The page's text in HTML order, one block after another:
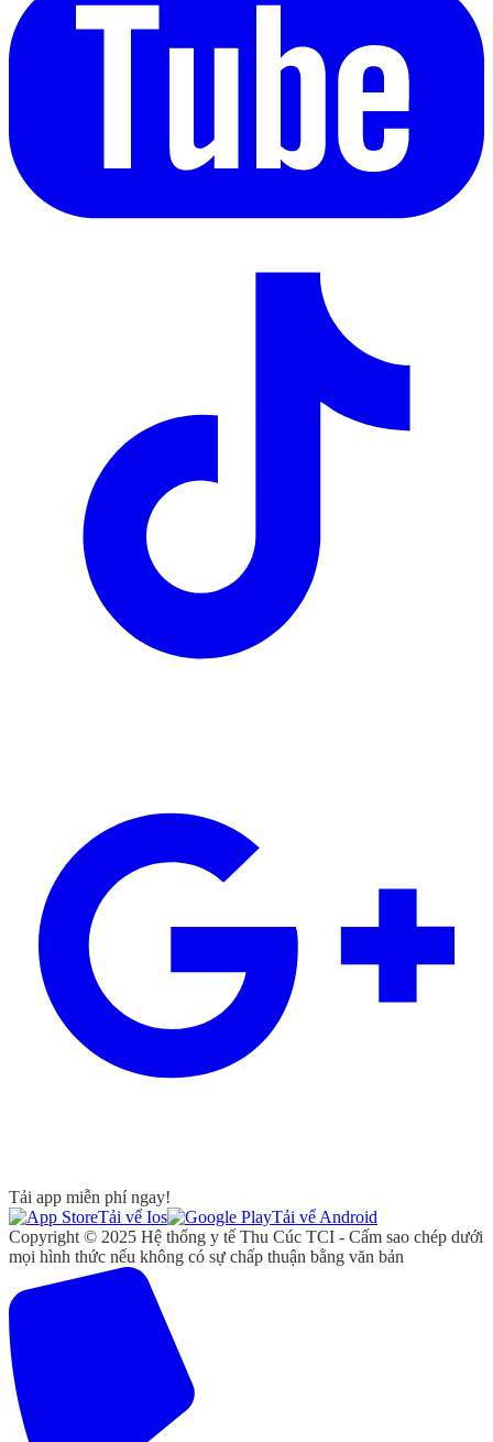
Tải app miễn phí ngay!
Tải vể Ios
Tải vể Android
Copyright © 2025 Hệ thống y tế Thu Cúc TCI - Cấm sao chép dưới
mọi hình thức nếu không có sự chấp thuận bằng văn bản